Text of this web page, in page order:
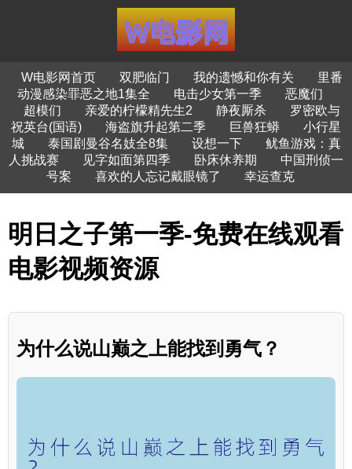
W电影网首页 双肥临门 我的遗憾和你有关
里番
动漫感染罪恶之地1集全
电击少女第一季
恶魔们
超模们
亲爱的柠檬精先生2 静夜厮杀
罗密欧与
祝英台(国语)
海盗旗升起第二季 巨兽狂蟒
小行星
城
泰国剧曼谷名妓全8集 设想一下
鱿鱼游戏：真
人挑战赛
见字如面第四季 卧床休养期
中国刑侦一
号案
喜欢的人忘记戴眼镜了 幸运查克
明日之子第一季-免费在线观看
电影视频资源
为什么说山巅之上能找到勇气？